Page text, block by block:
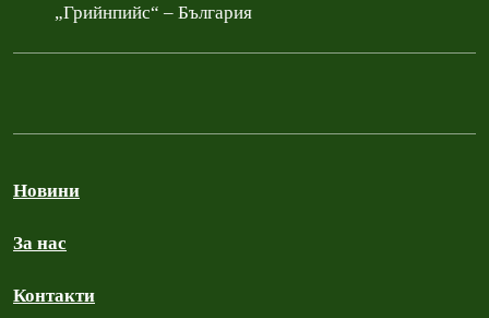
„Грийнпийс“ – България
Новини
За нас
Контакти